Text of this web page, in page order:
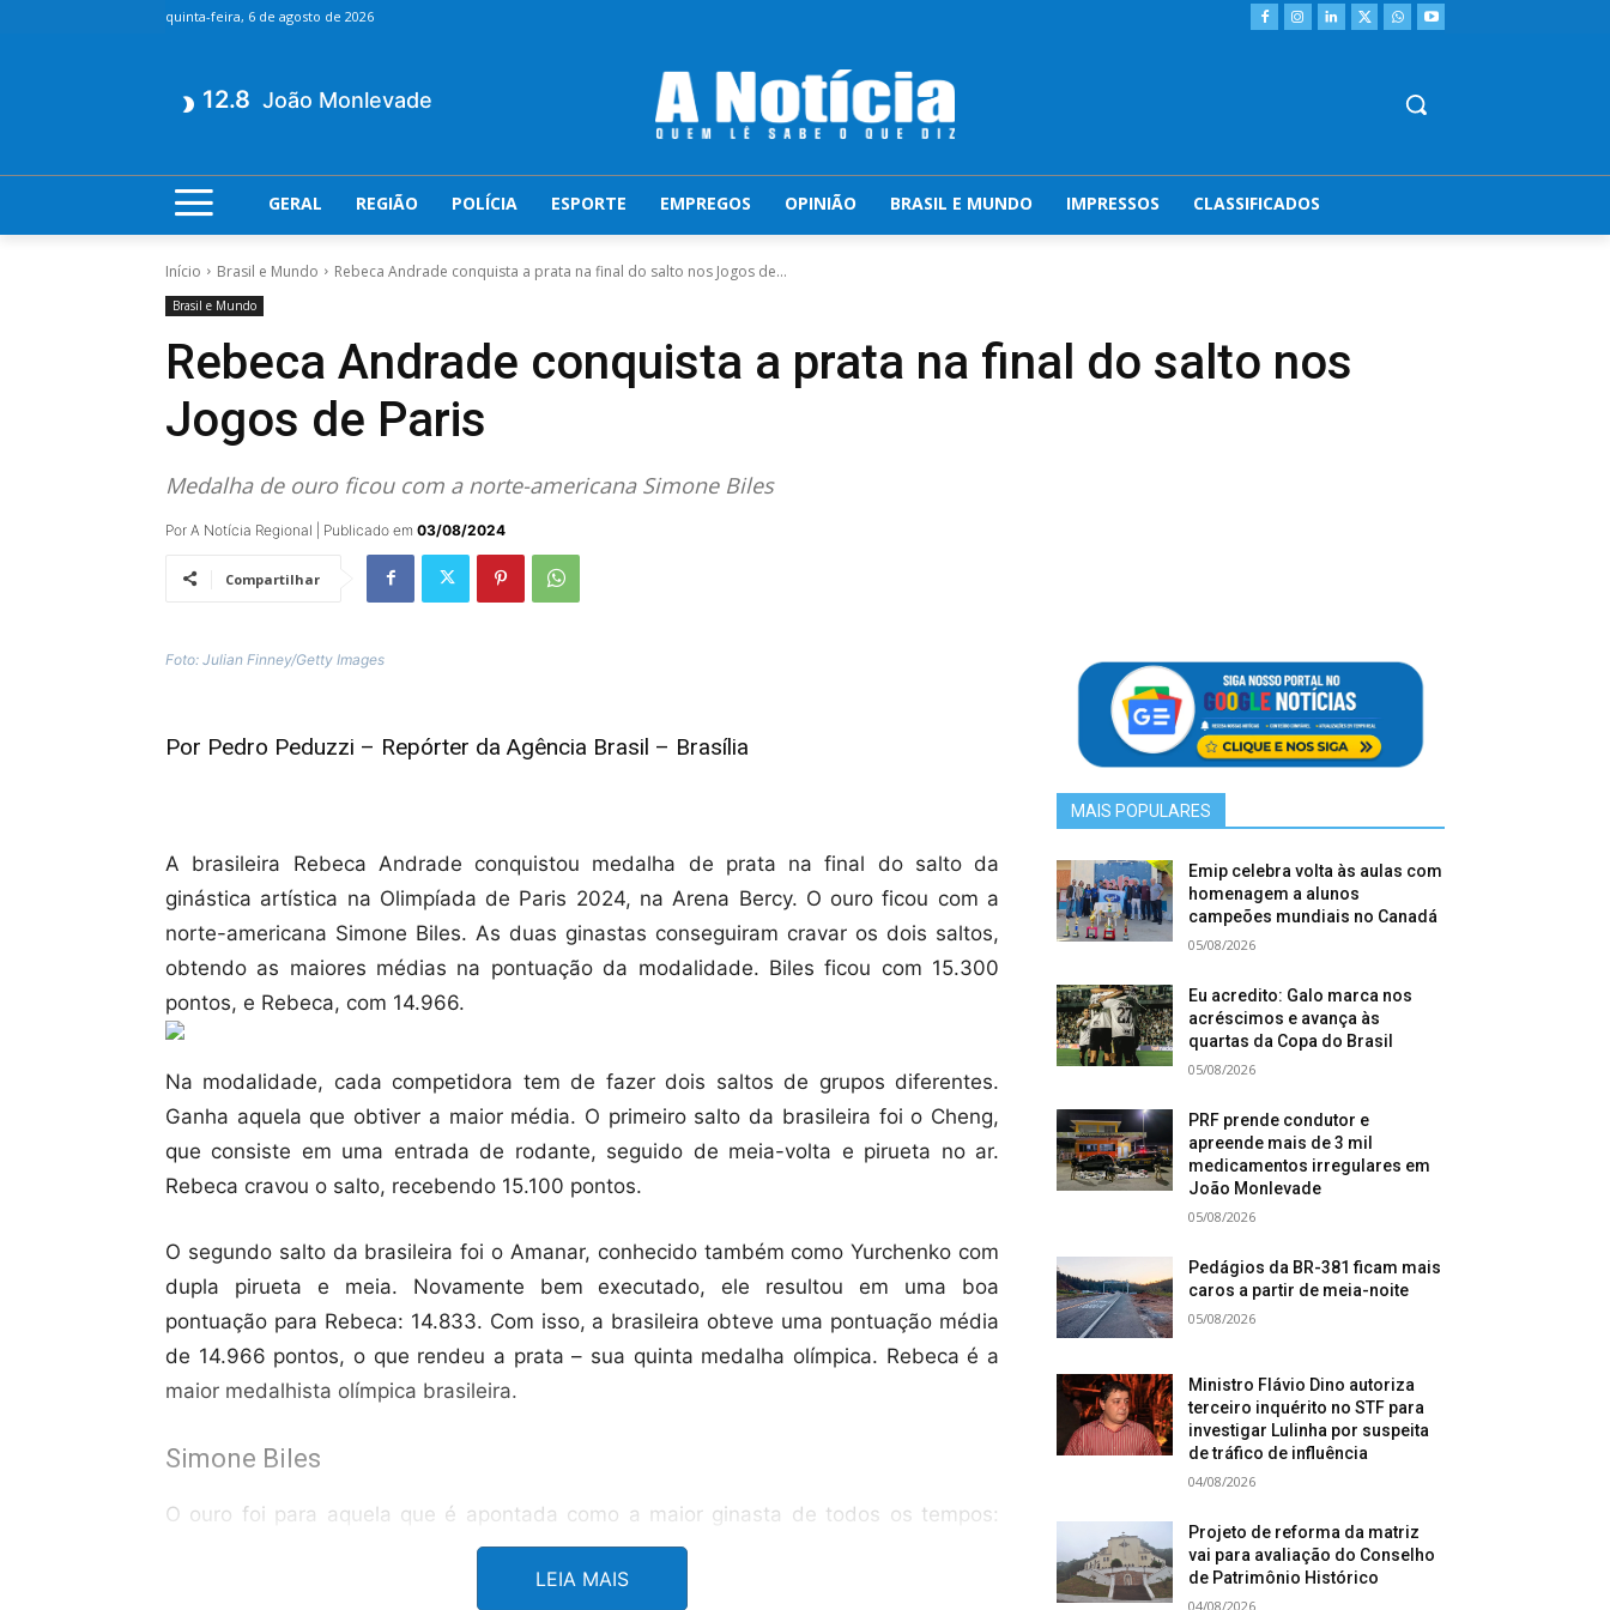
quinta-feira, 6 de agosto de 2026
12.8 João Monlevade
GERAL REGIÃO POLÍCIA ESPORTE EMPREGOS OPINIÃO BRASIL E MUNDO IMPRESSOS CLASSIFICADOS
Início Brasil e Mundo Rebeca Andrade conquista a prata na final do salto nos Jogos de...
Brasil e Mundo
Rebeca Andrade conquista a prata na final do salto nos
Jogos de Paris
Medalha de ouro ficou com a norte-americana Simone Biles
Por A Notícia Regional | Publicado em 03/08/2024
Compartilhar
Foto: Julian Finney/Getty Images
Por Pedro Peduzzi – Repórter da Agência Brasil – Brasília
A brasileira Rebeca Andrade conquistou medalha de prata na final do salto da
ginástica artística na Olimpíada de Paris 2024, na Arena Bercy. O ouro ficou com a
norte-americana Simone Biles. As duas ginastas conseguiram cravar os dois saltos,
obtendo as maiores médias na pontuação da modalidade. Biles ficou com 15.300
pontos, e Rebeca, com 14.966.
Na modalidade, cada competidora tem de fazer dois saltos de grupos diferentes.
Ganha aquela que obtiver a maior média. O primeiro salto da brasileira foi o Cheng,
que consiste em uma entrada de rodante, seguido de meia-volta e pirueta no ar.
Rebeca cravou o salto, recebendo 15.100 pontos.
O segundo salto da brasileira foi o Amanar, conhecido também como Yurchenko com
dupla pirueta e meia. Novamente bem executado, ele resultou em uma boa
pontuação para Rebeca: 14.833. Com isso, a brasileira obteve uma pontuação média
de 14.966 pontos, o que rendeu a prata – sua quinta medalha olímpica. Rebeca é a
maior medalhista olímpica brasileira.
Simone Biles
O ouro foi para aquela que é apontada como a maior ginasta de todos os tempos:
Simone Biles. A norte-americana mostrou a que veio já no primeira apresentação, ao
executar um salto que leva seu nome, o Biles II, executado apenas por ela, entre as
LEIA MAIS
MAIS POPULARES
Emip celebra volta às aulas com
homenagem a alunos
campeões mundiais no Canadá
05/08/2026
Eu acredito: Galo marca nos
acréscimos e avança às
quartas da Copa do Brasil
05/08/2026
PRF prende condutor e
apreende mais de 3 mil
medicamentos irregulares em
João Monlevade
05/08/2026
Pedágios da BR-381 ficam mais
caros a partir de meia-noite
05/08/2026
Ministro Flávio Dino autoriza
terceiro inquérito no STF para
investigar Lulinha por suspeita
de tráfico de influência
04/08/2026
Projeto de reforma da matriz
vai para avaliação do Conselho
de Patrimônio Histórico
04/08/2026